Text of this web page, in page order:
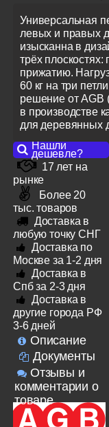
Универсальная
левых и правых
изысканна в
трёх плоскостях:
прижатию.
60 кг на три
решение от AGB
в производстве
для деревянных
Нашли
дешевле?
17 лет на
рынке
Более 20
тыс. товаров
Доставка в
любую точку СНГ
Доставка по
Москве за 1-2 дня
Доставка в
Спб за 2-3 дня
Доставка в
другие города РФ
3-6 дней
Описание
Документы
Отзывы и
комментарии о
товаре